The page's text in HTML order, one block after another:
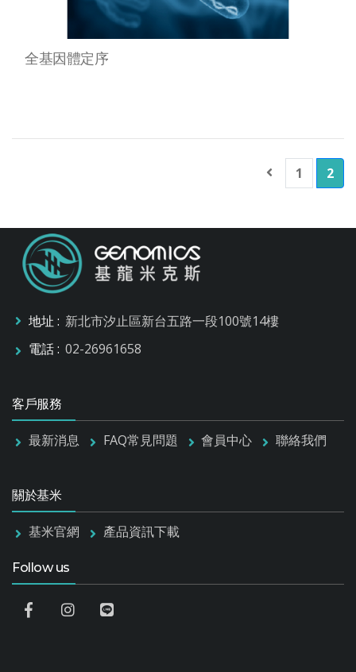
全基因體定序
1 2
地址 : 新北市汐止區新台五路一段100號14樓
電話 : 02-26961658
客戶服務
最新消息 FAQ常見問題 會員中心 聯絡我們
關於基米
基米官網 產品資訊下載
Follow us